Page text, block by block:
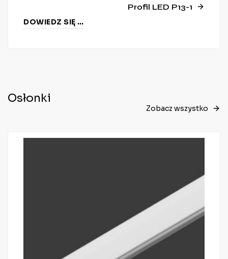
Profil LED P13-1
DOWIEDZ SIĘ WIĘCEJ
Osłonki
Zobacz wszystko